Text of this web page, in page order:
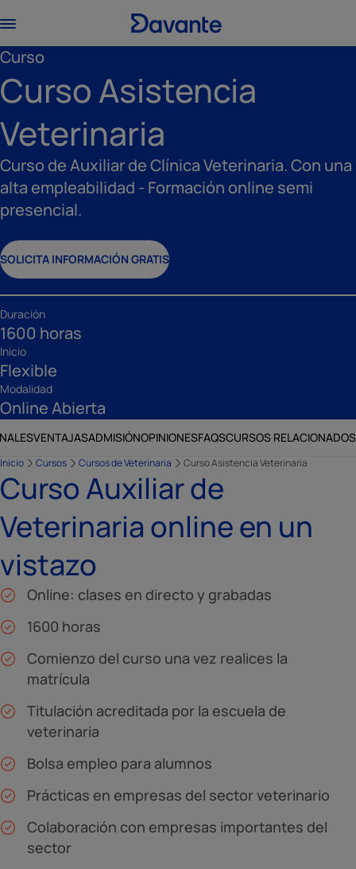
Curso
Curso Asistencia
Veterinaria
Curso de Auxiliar de Clínica Veterinaria. Con una
alta empleabilidad - Formación online semi
presencial.
SOLICITA INFORMACIÓN GRATIS
Duración
1600 horas
Inicio
Flexible
Modalidad
Online Abierta
VENTAJASADMISIÓNOPINIONESFAQSCURSOS RELACIONADOS
Inicio Cursos Cursos de Veterinaria Curso Asistencia Veterinaria
Curso Auxiliar de
Veterinaria online en un
vistazo
Online: clases en directo y grabadas
1600 horas
Comienzo del curso una vez realices la
matrícula
Titulación acreditada por la escuela de
veterinaria
Bolsa empleo para alumnos
Prácticas en empresas del sector veterinario
Colaboración con empresas importantes del
sector